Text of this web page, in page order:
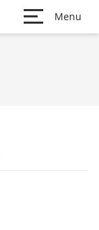
Menu